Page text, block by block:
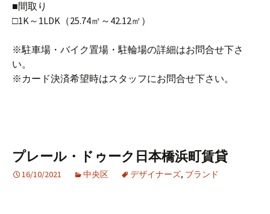
■間取り
□1K～1LDK（25.74㎡～42.12㎡）
※駐車場・バイク置場・駐輪場の詳細はお問合せ下さ
い。
※カード決済希望時はスタッフにお問合せ下さい。
プレール・ドゥーク日本橋浜町賃貸
16/10/2021 中央区 デザイナーズ, ブランド